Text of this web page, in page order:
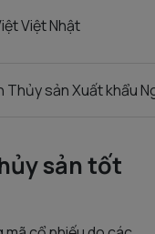
Việt Nhật
Thủy sản Xuất khẩu
sản tốt